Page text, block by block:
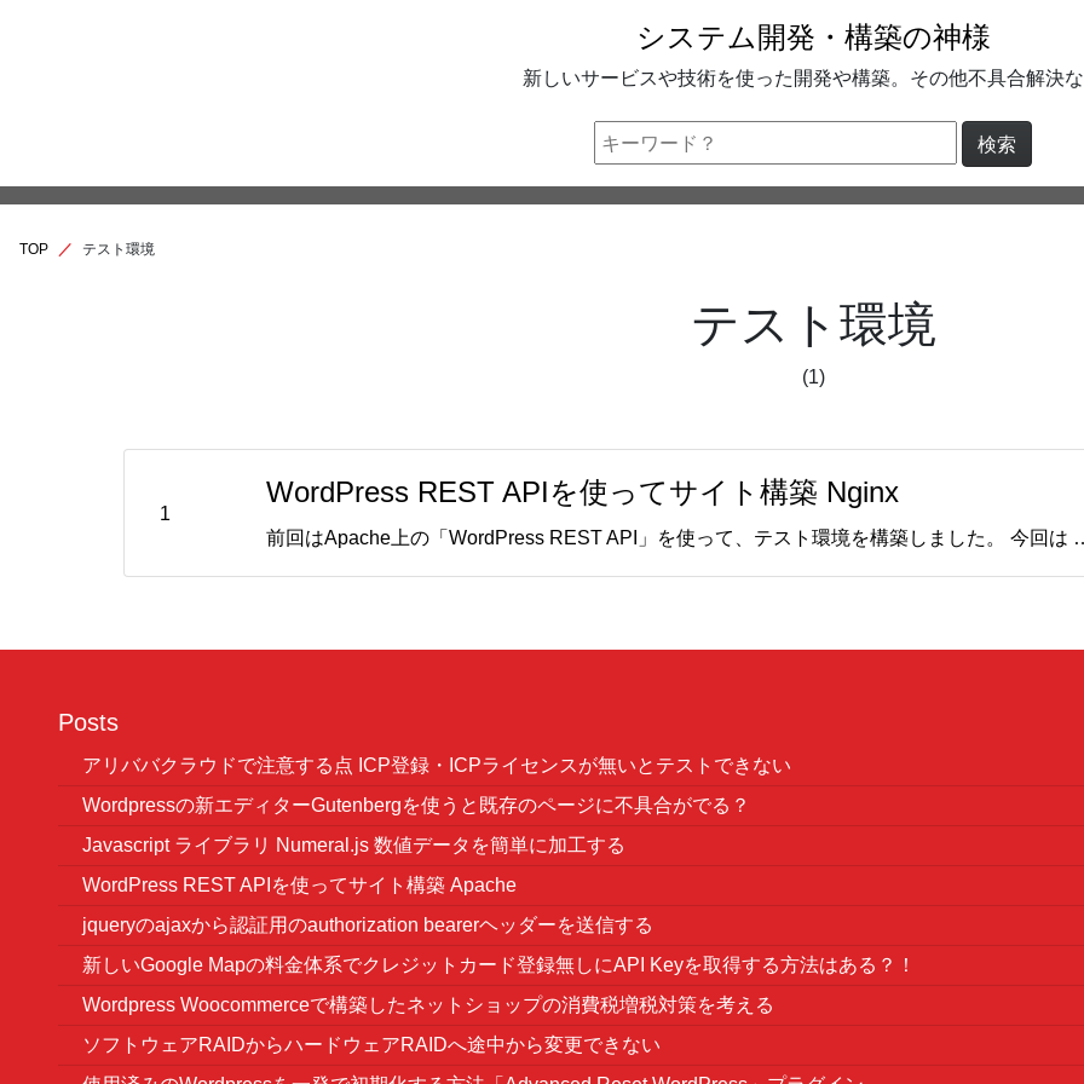
システム開発・構築の神様
新しいサービスや技術を使った開発や構築。その他不具合解決
検索
TOP テスト環境
テスト環境
(1)
1
WordPress REST APIを使ってサイト構築 Nginx
前回はApache上の「WordPress REST API」を使って、テスト環境を構築しました。 今回は
Posts
アリババクラウドで注意する点 ICP登録・ICPライセンスが無いとテストできない
Wordpressの新エディターGutenbergを使うと既存のページに不具合がでる？
Javascript ライブラリ Numeral.js 数値データを簡単に加工する
WordPress REST APIを使ってサイト構築 Apache
jqueryのajaxから認証用のauthorization bearerヘッダーを送信する
新しいGoogle Mapの料金体系でクレジットカード登録無しにAPI Keyを取得する方法はある？！
Wordpress Woocommerceで構築したネットショップの消費税増税対策を考える
ソフトウェアRAIDからハードウェアRAIDへ途中から変更できない